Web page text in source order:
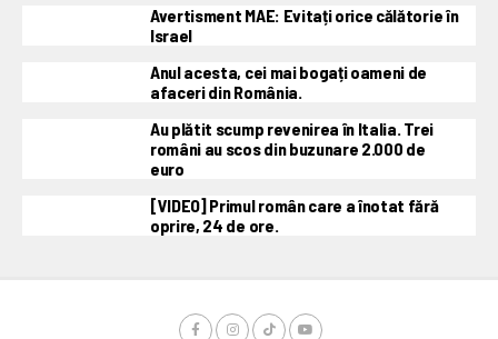
Avertisment MAE: Evitați orice călătorie în
Israel
Anul acesta, cei mai bogați oameni de
afaceri din România.
Au plătit scump revenirea în Italia. Trei
români au scos din buzunare 2.000 de
euro
[VIDEO] Primul român care a înotat fără
oprire, 24 de ore.